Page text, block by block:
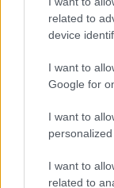
related to
device
I want to
Google for
I want to
personalized
I want to
related to
ουσιαστικά
νόμους και
Παράλληλα,
ψηφιακό
όπως έγινε